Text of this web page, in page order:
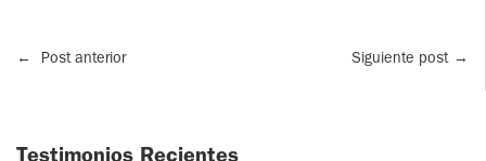
← Post anterior Siguiente post →